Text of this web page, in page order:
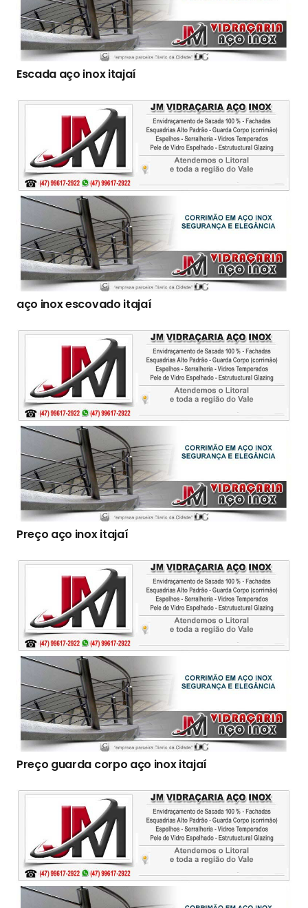
Escada aço inox itajaí
aço inox escovado itajaí
Preço aço inox itajaí
Preço guarda corpo aço inox itajaí